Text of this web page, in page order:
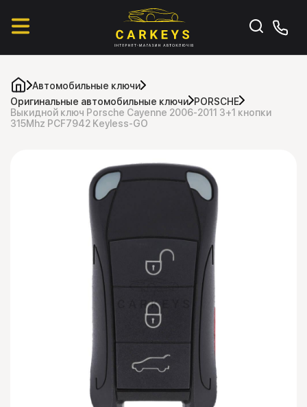
Автомобильные ключи
Оригинальные автомобильные ключи PORSCHE
Выкидной ключ Porsche Cayenne 2006-2011 3+1 кнопки
315Mhz PCF7942 Keyless-GO